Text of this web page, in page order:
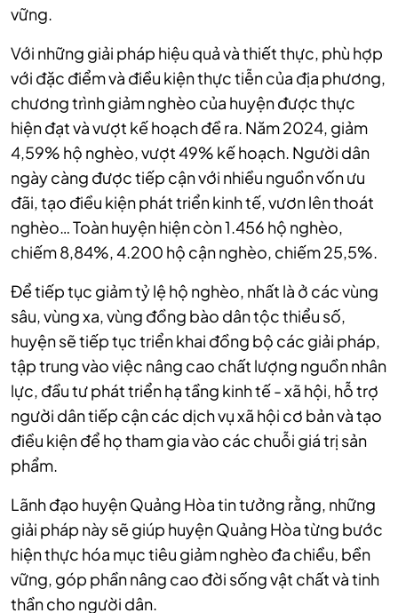
vững.
Với những giải pháp hiệu quả và thiết thực, phù hợp
với đặc điểm và điều kiện thực tiễn của địa phương,
chương trình giảm nghèo của huyện được thực
hiện đạt và vượt kế hoạch đề ra. Năm 2024, giảm
4,59% hộ nghèo, vượt 49% kế hoạch. Người dân
ngày càng được tiếp cận với nhiều nguồn vốn ưu
đãi, tạo điều kiện phát triển kinh tế, vươn lên thoát
nghèo… Toàn huyện hiện còn 1.456 hộ nghèo,
chiếm 8,84%, 4.200 hộ cận nghèo, chiếm 25,5%.
Để tiếp tục giảm tỷ lệ hộ nghèo, nhất là ở các vùng
sâu, vùng xa, vùng đồng bào dân tộc thiểu số,
huyện sẽ tiếp tục triển khai đồng bộ các giải pháp,
tập trung vào việc nâng cao chất lượng nguồn nhân
lực, đầu tư phát triển hạ tầng kinh tế - xã hội, hỗ trợ
người dân tiếp cận các dịch vụ xã hội cơ bản và tạo
điều kiện để họ tham gia vào các chuỗi giá trị sản
phẩm.
Lãnh đạo huyện Quảng Hòa tin tưởng rằng, những
giải pháp này sẽ giúp huyện Quảng Hòa từng bước
hiện thực hóa mục tiêu giảm nghèo đa chiều, bền
vững, góp phần nâng cao đời sống vật chất và tinh
thần cho người dân.